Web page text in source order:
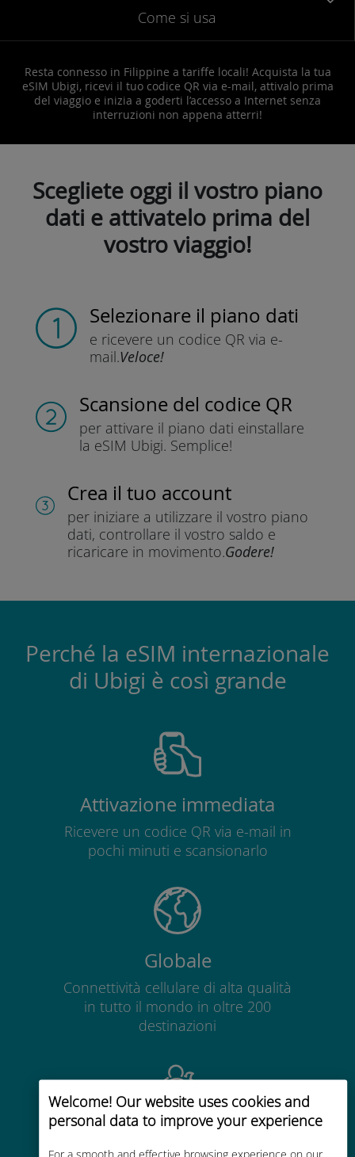
Welcome! Our website uses cookies and
personal data to improve your experience
For a smooth and effective browsing experience on our
Come si usa
Resta connesso in Filippine a tariffe locali! Acquista la tua
eSIM Ubigi, ricevi il tuo codice QR via e-mail, attivalo prima
del viaggio e inizia a goderti l’accesso a Internet senza
interruzioni non appena atterri!
Scegliete oggi il vostro piano
dati e attivatelo prima del
vostro viaggio!
Selezionare il piano dati
e ricevere un codice QR via e-
mail.Veloce!
Scansione del codice QR
per attivare il piano dati einstallare
la eSIM Ubigi. Semplice!
Crea il tuo account
per iniziare a utilizzare il vostro piano
dati, controllare il vostro saldo e
ricaricare in movimento.Godere!
Perché la eSIM internazionale
di Ubigi è così grande
Attivazione immediata
Ricevere un codice QR via e-mail in
pochi minuti e scansionarlo
Globale
Connettività cellulare di alta qualità
in tutto il mondo in oltre 200
destinazioni
Economico